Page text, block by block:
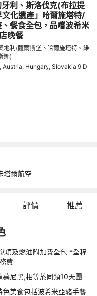
牙利、斯洛伐克(布拉提
化遺產」哈爾施塔特/
餐食全包，品嚐波希米
晚餐
地利(薩爾斯堡、哈爾施塔特、維
娜)
Austria, Hungary, Slovakia 9 D
塔爾航空
評價 推薦
項及燃油附加費全包 *全程
費
尼黑,相等於同類10天團
美食包括波希米亞豬手餐